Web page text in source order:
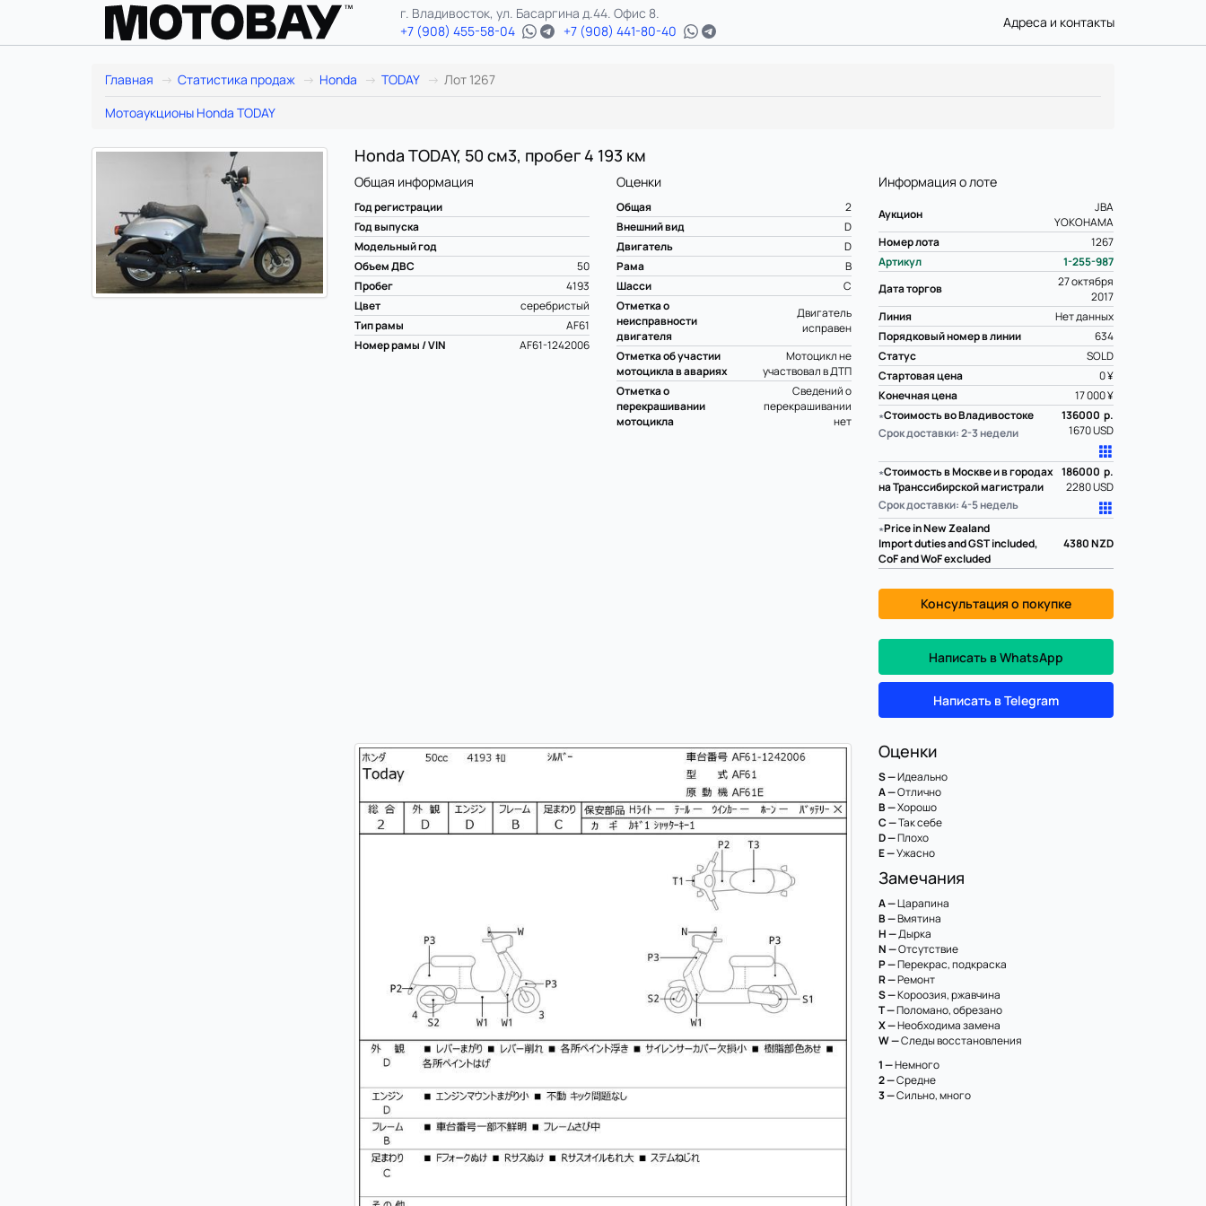
г. Владивосток, ул. Басаргина д.44. Офис 8.
+7 (908) 455-58-04
+7 (908) 441-80-40
Адреса и контакты
Главная Статистика продаж Honda TODAY
Лот 1267
Мотоаукционы Honda TODAY
Honda TODAY, 50 см3, пробег 4 193 км
Информация о лоте
Аукцион
JBA
YOKOHAMA
Номер лота
1267
Артикул
1-255-987
Дата торгов
27 октября
2017
Линия
Нет данных
Порядковый номер в линии
634
Статус
SOLD
Стартовая цена
0 ¥
Конечная цена
17 000 ¥
∗Стоимость во Владивостоке
Срок доставки: 2-3 недели
136000 р.
1670 USD
∗Стоимость в Москве и в городах
на Транссибирской магистрали
Срок доставки: 4-5 недель
186000 р.
2280 USD
∗Price in New Zealand
Import duties and GST included,
CoF and WoF excluded
4380NZD
Консультация о покупке
Написать в WhatsApp
Написать в Telegram
Общая информация
Год регистрации
Год выпуска
Модельный год
Объем ДВС
50
Пробег
4193
Цвет
серебристый
Тип рамы
AF61
Номер рамы / VIN
AF61-1242006
Оценки
Общая
2
Внешний вид
D
Двигатель
D
Рама
B
Шасси
C
Отметка о
неисправности
двигателя
Двигатель
исправен
Отметка об участии
мотоцикла в авариях
Мотоцикл не
участвовал в ДТП
Отметка о
перекрашивании
мотоцикла
Сведений о
перекрашивании
нет
Оценки
S —Идеально
A —Отлично
B —Хорошо
C —Так себе
D —Плохо
E —Ужасно
Замечания
A —Царапина
B —Вмятина
H —Дырка
N —Отсутствие
P —Перекрас, подкраска
R —Ремонт
S —Короозия, ржавчина
T —Поломано, обрезано
X —Необходима замена
W —Следы восстановления
1 —Немного
2 —Средне
3 —Сильно, много